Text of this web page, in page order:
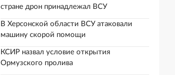
стране дрон принадлежал ВСУ
В Херсонской области ВСУ атаковали
машину скорой помощи
КСИР назвал условие открытия
Ормузского пролива